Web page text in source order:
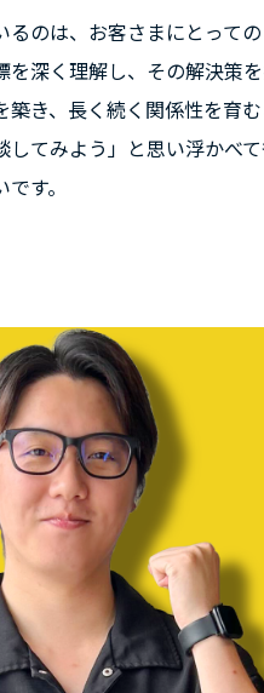
のは、お客さまにとって
深く理解し、その解決策
築き、長く続く関係性を育
てみよう」と思い浮かべ
す。